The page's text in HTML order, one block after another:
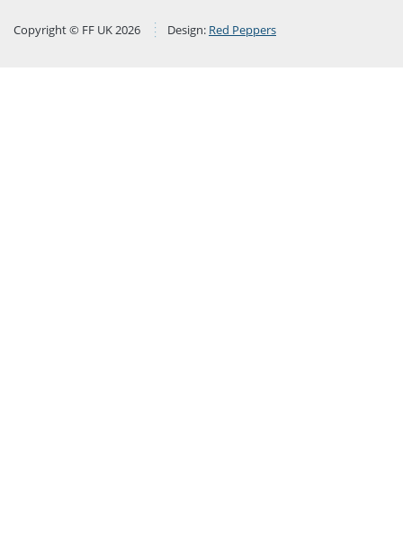
Copyright © FF UK 2026 Design: Red Peppers